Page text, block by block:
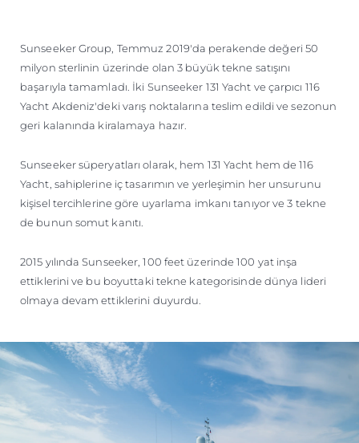
Sunseeker Group, Temmuz 2019'da perakende değeri 50
milyon sterlinin üzerinde olan 3 büyük tekne satışını
başarıyla tamamladı. İki Sunseeker 131 Yacht ve çarpıcı 116
Yacht Akdeniz'deki varış noktalarına teslim edildi ve sezonun
geri kalanında kiralamaya hazır.
Sunseeker süperyatları olarak, hem 131 Yacht hem de 116
Yacht, sahiplerine iç tasarımın ve yerleşimin her unsurunu
kişisel tercihlerine göre uyarlama imkanı tanıyor ve 3 tekne
de bunun somut kanıtı.
2015 yılında Sunseeker, 100 feet üzerinde 100 yat inşa
ettiklerini ve bu boyuttaki tekne kategorisinde dünya lideri
olmaya devam ettiklerini duyurdu.